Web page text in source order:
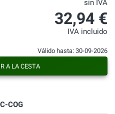
COG
sin IVA
32,94 €
IVA incluido
Válido hasta: 30-09-2026
A LA CESTA